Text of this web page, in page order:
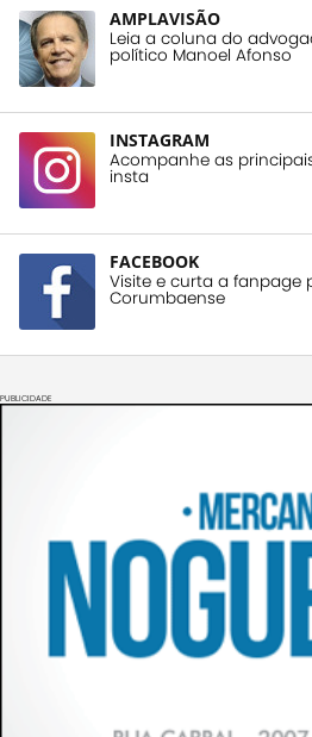
AMPLAVISÃO
Leia a coluna do
político Manoel Afonso
INSTAGRAM
Acompanhe as
insta
FACEBOOK
Visite e curta a fanpage
Corumbaense
PUBLICIDADE